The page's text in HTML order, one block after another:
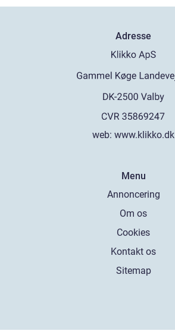
Adresse
web: www.klikko.dk
Menu
Annoncering
Om os
Cookies
Kontakt os
Sitemap